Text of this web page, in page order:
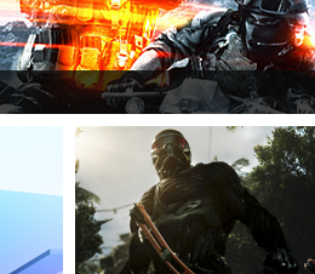
Battlefield 3 utolsó, End Game